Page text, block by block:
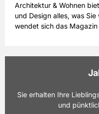
Architektur & Wohnen
und Design alles, was
wendet sich das
aktuellen Richtungen
Abonnement.
Erscheinungstermin frei
zunächst nur ein Bild von
Sie erhalten Ihre
und